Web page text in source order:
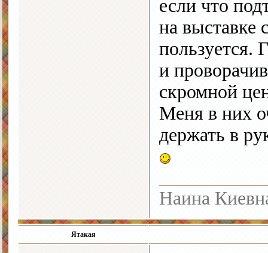
если что
на выставке
пользуется.
и
скромной
Меня в них
держать в
Наина
Ятакая